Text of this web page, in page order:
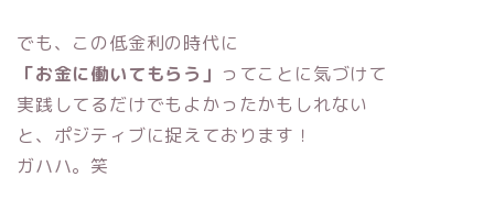
でも、この低金利の時代に
「お金に働いてもらう」 ってことに気づけて
実践してるだけでもよかったかもしれない
と、ポジティブに捉えております！
ガハハ。笑